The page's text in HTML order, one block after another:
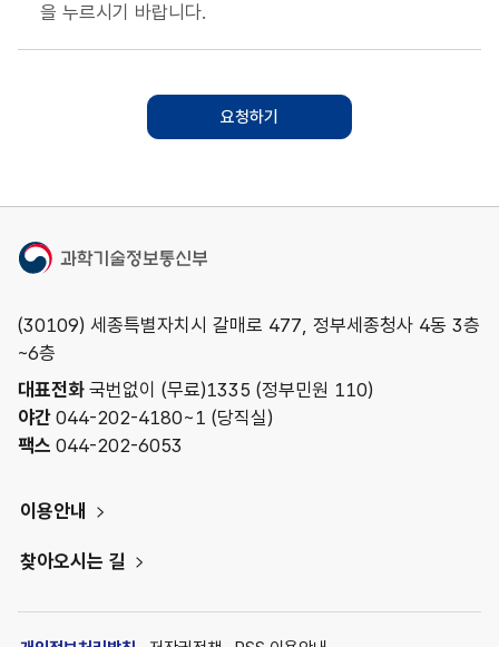
을 누르시기 바랍니다.
요청하기
과학기술정보통신부
(30109) 세종특별자치시 갈매로 477, 정부세종청사 4동 3층
~6층
대표전화 국번없이 (무료)1335 (정부민원 110)
야간 044-202-4180~1 (당직실)
팩스 044-202-6053
이용안내
찾아오시는 길